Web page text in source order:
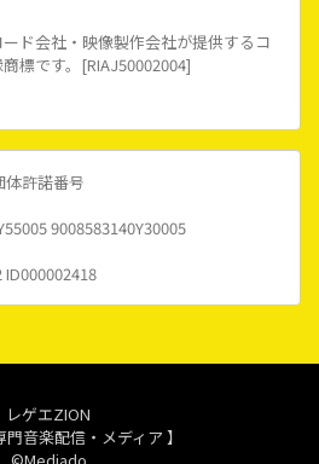
ド会社・映像製作会社が提供するコ
標です。[RIAJ50002004]
体許諾番号
9008583140Y30005
ID000002418
レゲエZION
門音楽配信・メディア 】
©Mediado